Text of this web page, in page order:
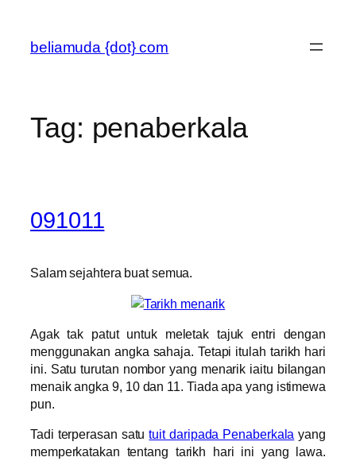
content
beliamuda {dot} com
Tag: penaberkala
091011
Salam sejahtera buat semua.
Agak tak patut untuk meletak tajuk entri dengan
menggunakan angka sahaja. Tetapi itulah tarikh hari
ini. Satu turutan nombor yang menarik iaitu bilangan
menaik angka 9, 10 dan 11. Tiada apa yang istimewa
pun.
Tadi terperasan satutuit daripada Penaberkala yang
memperkatakan tentang tarikh hari ini yang lawa.